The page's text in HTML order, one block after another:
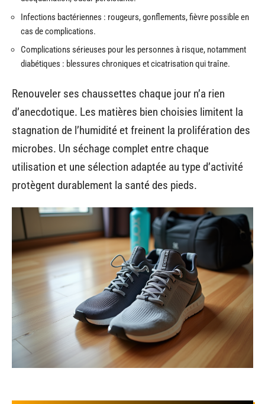
Infections bactériennes : rougeurs, gonflements, fièvre possible en
cas de complications.
Complications sérieuses pour les personnes à risque, notamment
diabétiques : blessures chroniques et cicatrisation qui traîne.
Renouveler ses chaussettes chaque jour n’a rien
d’anecdotique. Les matières bien choisies limitent la
stagnation de l’humidité et freinent la prolifération des
microbes. Un séchage complet entre chaque
utilisation et une sélection adaptée au type d’activité
protègent durablement la santé des pieds.